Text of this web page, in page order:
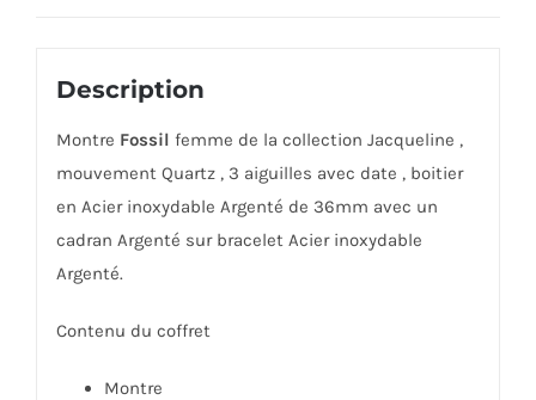
Description
Montre Fossil femme de la collection Jacqueline ,
mouvement Quartz , 3 aiguilles avec date , boitier
en Acier inoxydable Argenté de 36mm avec un
cadran Argenté sur bracelet Acier inoxydable
Argenté.
Contenu du coffret
Montre